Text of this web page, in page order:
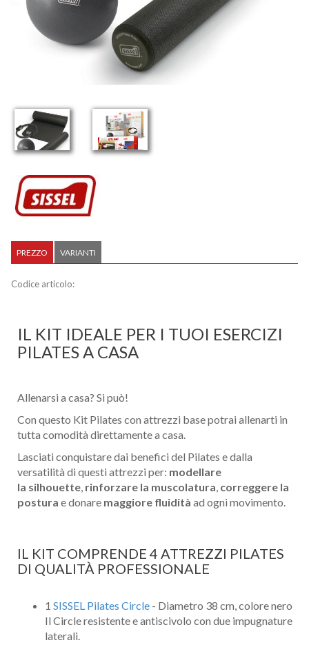
PREZZO VARIANTI
Codice articolo:
IL KIT IDEALE PER I TUOI ESERCIZI
PILATES A CASA
Allenarsi a casa? Si può!
Con questo Kit Pilates con attrezzi base potrai allenarti in
tutta comodità direttamente a casa.
Lasciati conquistare dai benefici del Pilates e dalla
versatilità di questi attrezzi per: modellare
la silhouette rinforzare la muscolatura correggere la
postura e donare maggiore fluidità ad ogni movimento.
IL KIT COMPRENDE 4 ATTREZZI PILATES
DI QUALITÀ PROFESSIONALE
1 SISSEL Pilates Circle - Diametro 38 cm, colore nero
Il Circle resistente e antiscivolo con due impugnature
laterali.